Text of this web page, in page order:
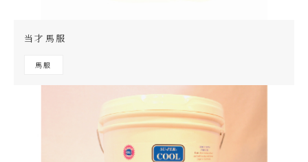
当才馬服
馬服